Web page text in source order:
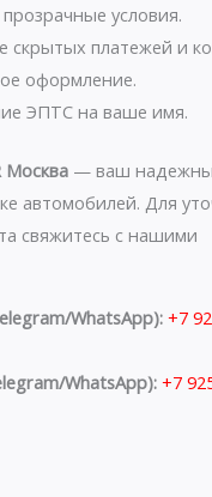
условия.
скрытых платежей и
оформление.
ЭПТС на ваше имя.
Москва — ваш
автомобилей. Для
свяжитесь с нашими
WhatsApp): +7
WhatsApp): +7